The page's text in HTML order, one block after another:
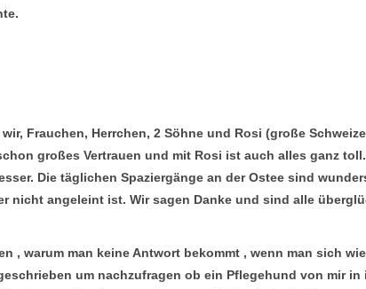
Frauchen, Herrchen, 2 Söhne und Rosi (große
großes Vertrauen und mit Rosi ist auch alles ganz
Die täglichen Spaziergänge an der Ostee sind
nicht angeleint ist. Wir sagen Danke und sind alle
, warum man keine Antwort bekommt , wenn man sich
um nachzufragen ob ein Pflegehund von mir